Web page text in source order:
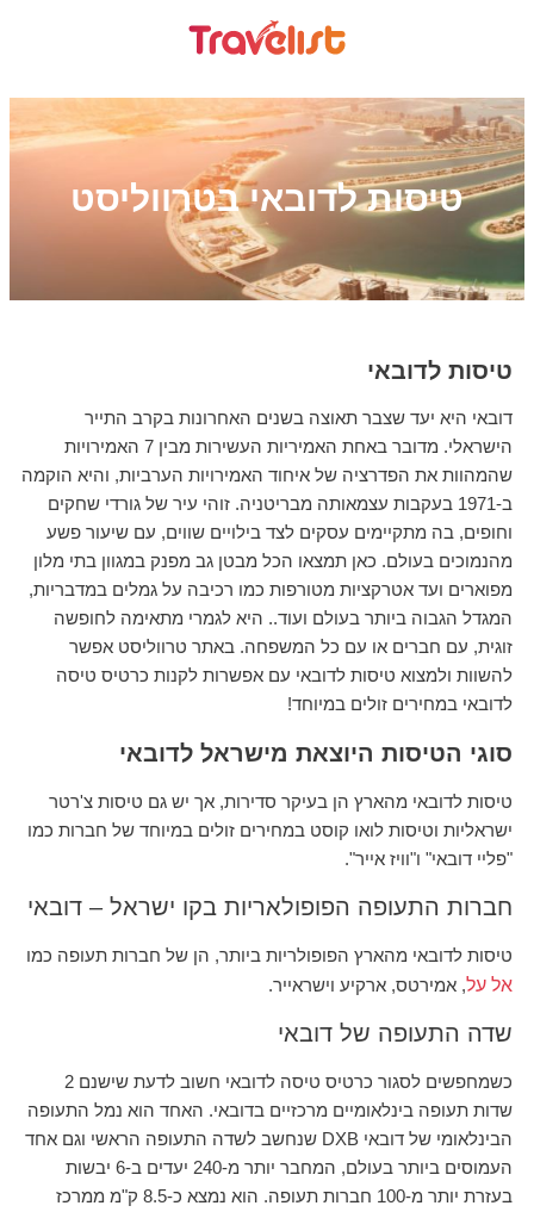
טיסות לדובאי בטרווליסט
טיסות לדובאי
דובאי היא יעד שצבר תאוצה בשנים האחרונות בקרב התייר
הישראלי. מדובר באחת האמיריות העשירות מבין 7 האמירויות
שהמהוות את הפדרציה של איחוד האמירויות הערביות, והיא הוקמה
ב-1971 בעקבות עצמאותה מבריטניה. זוהי עיר של גורדי שחקים
וחופים, בה מתקיימים עסקים לצד בילויים שווים, עם שיעור פשע
מהנמוכים בעולם. כאן תמצאו הכל מבטן גב מפנק במגוון בתי מלון
מפוארים ועד אטרקציות מטורפות כמו רכיבה על גמלים במדבריות,
המגדל הגבוה ביותר בעולם ועוד.. היא לגמרי מתאימה לחופשה
זוגית, עם חברים או עם כל המשפחה. באתר טרווליסט אפשר
להשוות ולמצוא טיסות לדובאי עם אפשרות לקנות כרטיס טיסה
לדובאי במחירים זולים במיוחד!
סוגי הטיסות היוצאת מישראל לדובאי
טיסות לדובאי מהארץ הן בעיקר סדירות, אך יש גם טיסות צ'רטר
ישראליות וטיסות לואו קוסט במחירים זולים במיוחד של חברות כמו
"פליי דובאי" ו"וויז אייר".
חברות התעופה הפופולאריות בקו ישראל – דובאי
טיסות לדובאי מהארץ הפופולריות ביותר, הן של חברות תעופה כמו
אל על, אמירטס, ארקיע וישראייר.
שדה התעופה של דובאי
כשמחפשים לסגור כרטיס טיסה לדובאי חשוב לדעת שישנם 2
שדות תעופה בינלאומיים מרכזיים בדובאי. האחד הוא נמל התעופה
הבינלאומי של דובאי DXB שנחשב לשדה התעופה הראשי וגם אחד
העמוסים ביותר בעולם, המחבר יותר מ-240 יעדים ב-6 יבשות
בעזרת יותר מ-100 חברות תעופה. הוא נמצא כ-8.5 ק"מ ממרכז